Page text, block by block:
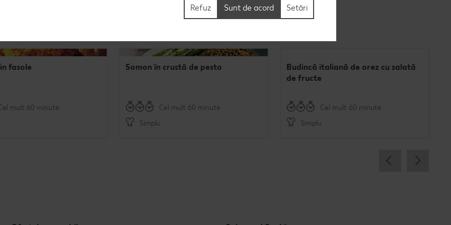
fasole
mult 60 minute
Somon în crustă de pesto
Cel mult 60 minute
Simplu
Budincă italiană de orez cu salată
de fructe
Cel mult 60 minute
Simplu
Setări
Refuz Sunt de acord